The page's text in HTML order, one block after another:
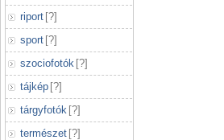
riport [?]
sport [?]
szociofotók [?]
tájkép [?]
tárgyfotók [?]
természet [?]